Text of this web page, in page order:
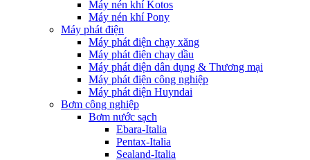
Máy nén khí Kotos
Máy nén khí Pony
Máy phát điện
Máy phát điện chạy xăng
Máy phát điện chạy dầu
Máy phát điện dân dụng & Thương mại
Máy phát điện công nghiệp
Máy phát điện Huyndai
Bơm công nghiệp
Bơm nước sạch
Ebara-Italia
Pentax-Italia
Sealand-Italia